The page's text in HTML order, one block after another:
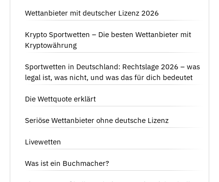
Wettanbieter mit deutscher Lizenz 2026
Krypto Sportwetten – Die besten Wettanbieter mit
Kryptowährung
Sportwetten in Deutschland: Rechtslage 2026 – was
legal ist, was nicht, und was das für dich bedeutet
Die Wettquote erklärt
Seriöse Wettanbieter ohne deutsche Lizenz
Livewetten
Was ist ein Buchmacher?